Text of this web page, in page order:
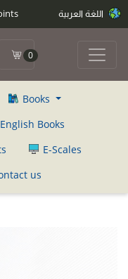
0
Books
English Books
E-Scales
us